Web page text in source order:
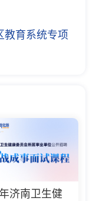
教育系统专项
济南卫生健